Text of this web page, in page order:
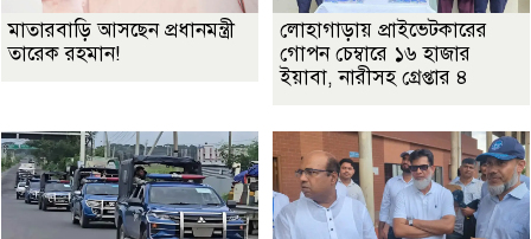
মাতারবাড়ি আসছেন প্রধানমন্ত্রী
তারেক রহমান!
লোহাগাড়ায় প্রাইভেটকারের
গোপন চেম্বারে ১৬ হাজার
ইয়াবা, নারীসহ গ্রেপ্তার ৪